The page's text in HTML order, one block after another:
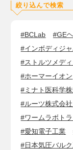
絞り込んで検索
#BCLab #GE
#インボディジ
#ストルツメデ
#ホーマーイオン
#ミナト医科学
#ルーツ株式会
#ワームラボト
#愛知電子工業
#日本気圧バル